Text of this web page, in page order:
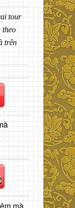
tour
theo
trên